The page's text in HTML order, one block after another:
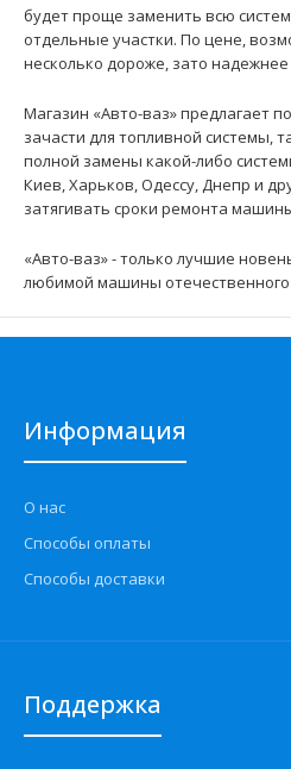
шт.
245
Применение на автомобилях
1119 "Lada Kalina" и их
будет проще заменить всю
отдельные участки. По цене,
несколько дороже, зато надежнее
Магазин «Авто-ваз» предлагает
зачасти для топливной системы,
полной замены какой-либо
Киев, Харьков, Одессу, Днепр и
затягивать сроки ремонта
«Авто-ваз» - только лучшие
любимой машины отечественного
Информация
О нас
Способы оплаты
Способы доставки
Поддержка